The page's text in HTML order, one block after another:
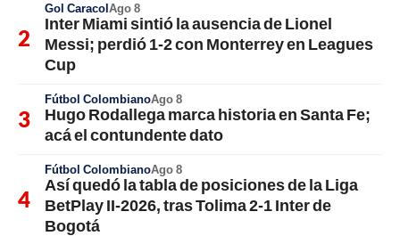
Gol CaracolAgo 8
Inter Miami sintió la ausencia de Lionel
Messi; perdió 1-2 con Monterrey en Leagues
Cup
Fútbol ColombianoAgo 8
Hugo Rodallega marca historia en Santa Fe;
acá el contundente dato
Fútbol ColombianoAgo 8
Así quedó la tabla de posiciones de la Liga
BetPlay II-2026, tras Tolima 2-1 Inter de
Bogotá